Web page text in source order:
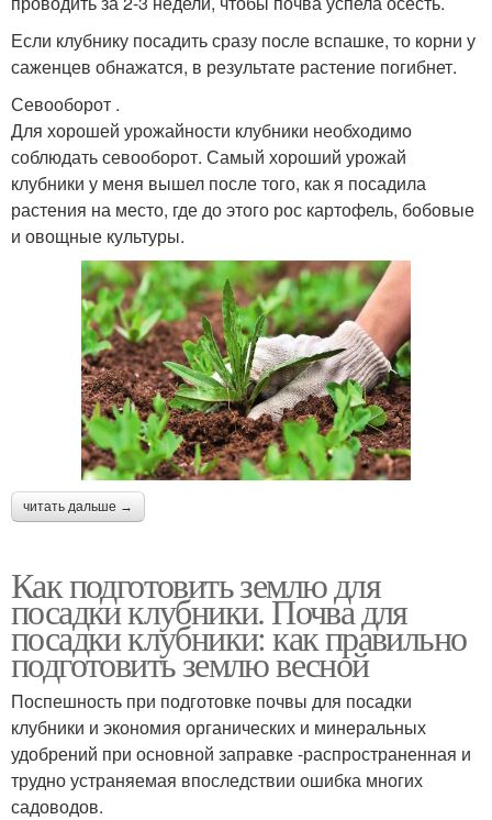
Если клубнику посадить сразу после вспашке, то корни у
саженцев обнажатся, в результате растение погибнет.
Севооборот .
Для хорошей урожайности клубники необходимо
соблюдать севооборот. Самый хороший урожай
клубники у меня вышел после того, как я посадила
растения на место, где до этого рос картофель, бобовые
и овощные культуры.
читать дальше →
Как подготовить землю для
посадки клубники. Почва для
посадки клубники: как правильно
подготовить землю весной
Поспешность при подготовке почвы для посадки
клубники и экономия органических и минеральных
удобрений при основной заправке -распространенная и
трудно устраняемая впоследствии ошибка многих
садоводов.